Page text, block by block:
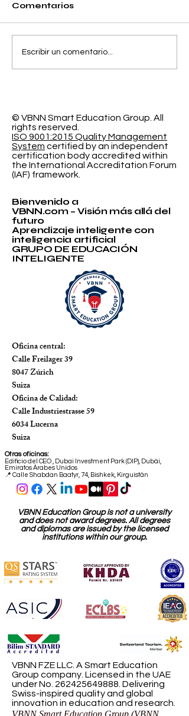
Separando la
Precisión y el Error
Comentarios
Escribir un comentario...
© VBNN Smart Education Group. All
rights reserved.
ISO 9001:2015 Quality Management
System certified by an independent
certification body accredited within
the International Accreditation Forum
(IAF) framework.
Bienvenido a
VBNN.com – Visión más allá del
futuro
Aprendizaje inteligente con
inteligencia artificial
GRUPO DE EDUCACIÓN
INTELIGENTE
Oficina central:
Calle Freilager 39
8047 Zúrich
Suiza
Oficina de Calidad:
Calle Industriestrasse 59
6034 Lucerna
Suiza
Otras oficinas:
Edificio del CEO
Dubai Investment Park (DIP), Dubái,
Emiratos Árabes Unidos
📍 Calle Shabdan Baatyr, 74, Bishkek, Kirguistán
VBNN Education Group is not a university
and does not award degrees. All degrees
and diplomas are issued by the licensed
institutions within our group.
VBNN FZE LLC. A Smart Education
Group company. Licensed in the UAE
under No. 262425649888 . Delivering
Swiss-inspired quality and global
innovation in education and research.
VBNN Smart Education Group (VBNN